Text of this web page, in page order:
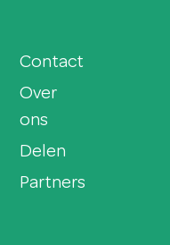
Contact
Over
ons
Delen
Partners